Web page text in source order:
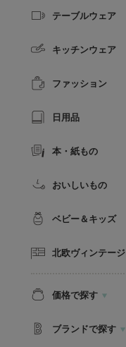
テーブルウェア
キッチンウェア
ファッション
日用品
本・紙もの
おいしいもの
ベビー＆キッズ
北欧ヴィンテージ
価格で探す
ブランドで探す